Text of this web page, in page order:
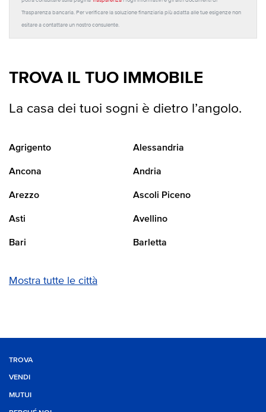
Trasparenza bancaria. Per verificare la soluzione finanziaria più adatta alle tue esigenze non
esitare a contattare un nostro consulente.
TROVA IL TUO IMMOBILE
La casa dei tuoi sogni è dietro l’angolo.
Agrigento Alessandria
Ancona Andria
Arezzo Ascoli Piceno
Asti Avellino
Bari Barletta
Mostra tutte le città
TROVA
VENDI
MUTUI